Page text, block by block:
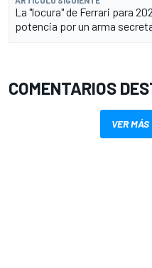
La "locura" de Ferrari para
potencia por un arma
COMENTARIOS
VER